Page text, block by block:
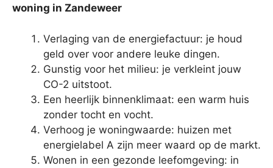
woning in Zandeweer
Verlaging van de energiefactuur: je houd
geld over voor andere leuke dingen.
Gunstig voor het milieu: je verkleint jouw
CO-2 uitstoot.
Een heerlijk binnenklimaat: een warm huis
zonder tocht en vocht.
Verhoog je woningwaarde: huizen met
energielabel A zijn meer waard op de markt.
Wonen in een gezonde leefomgeving: in